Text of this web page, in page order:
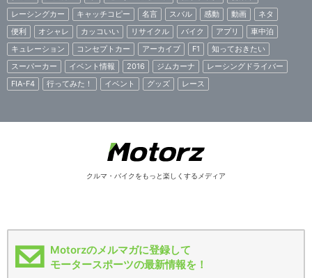
レーシングカー
キャッチコピー 名言 スバル 感動 動画
ネタ
便利
オシャレ カッコいい リサイクル バイク アプリ
車中泊
キュレーション
コンセプトカー アーカイブ F1
知っておきたい
スーパーカー
イベント情報 2016 ジムカーナ
レーシングドライバー
FIA-F4
行ってみた！ イベント グッズ レース
クルマ・バイクをもっと楽しくするメディア
Motorzのメルマガに登録して
モータースポーツの最新情報を！